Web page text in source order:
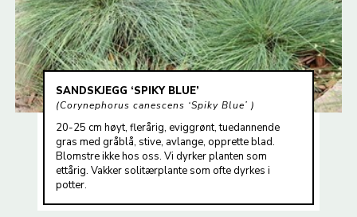
SANDSKJEGG ‘SPIKY BLUE’
Corynephorus canescens ‘Spiky Blue’
20-25 cm høyt, flerårig, eviggrønt, tuedannende
gras med gråblå, stive, avlange, opprette blad.
Blomstre ikke hos oss. Vi dyrker planten som
ettårig. Vakker solitærplante som ofte dyrkes i
potter.